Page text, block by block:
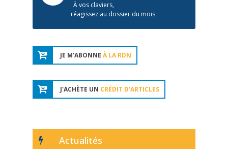
À vos claviers,
réagissez au dossier du mois
JE M'ABONNE À LA RDN
J'ACHÈTE UN CRÉDIT D'ARTICLES
Actualités